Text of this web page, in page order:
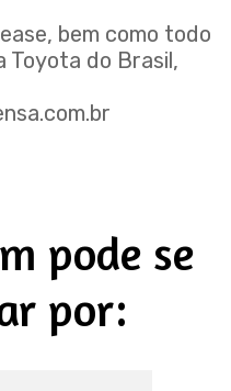
bem como todo
Toyota do Brasil,
pode se
por: